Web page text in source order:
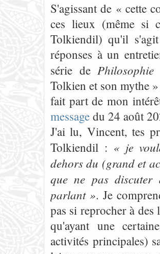
S'agissant de « cette
ces lieux (même si
Tolkiendil) qu'il
réponses à un
série dePhilosophie
Tolkien et son mythe
fait part de mon
message du 24 août
J'ai lu, Vincent, tes
Tolkiendil : « je
dehors du (grand et
que ne pas discuter
parlant ». Je
pas si reprocher à
qu'ayant une
activités principales)